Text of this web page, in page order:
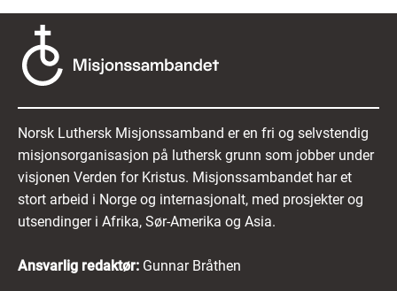
Norsk Luthersk Misjonssamband er en fri og selvstendig
misjonsorganisasjon på luthersk grunn som jobber under
visjonen Verden for Kristus. Misjonssambandet har et
stort arbeid i Norge og internasjonalt, med prosjekter og
utsendinger i Afrika, Sør-Amerika og Asia.
Ansvarlig redaktør: Gunnar Bråthen